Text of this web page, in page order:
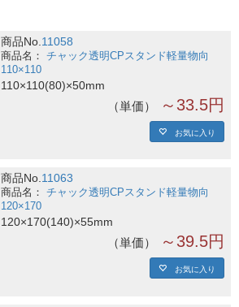
商品No. 11058
チャック透明CPスタンド軽量物向
110×110
110×110(80)×50mm
単価 ～33.5円
お気に入り
商品No.11063
チャック透明CPスタンド軽量物向
120×170
120×170(140)×55mm
単価 ～39.5円
お気に入り